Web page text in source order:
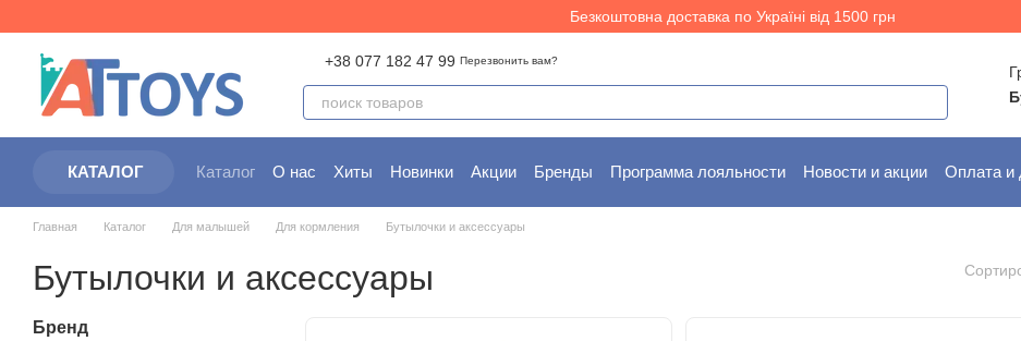
Безкоштовна доставка по Україні від 1500 грн
+38 077 182 47 99 Перезвонить вам?
КАТАЛОГ Каталог О нас Хиты Новинки Акции Бренды Программа лояльности Новости и акции Оплата и
Главная Каталог Для малышей Для кормления Бутылочки и аксессуары
Бутылочки и аксессуары
Бренд